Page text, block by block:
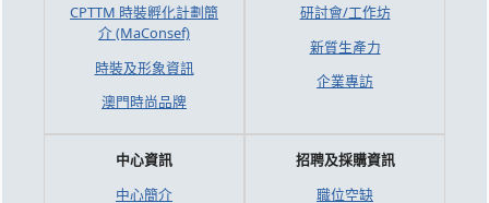
CPTTM 時裝孵化計劃簡
介 (MaConsef)
時裝及形象資訊
澳門時尚品牌
研討會/工作坊
新質生產力
企業專訪
中心資訊
中心簡介
招聘及採購資訊
職位空缺